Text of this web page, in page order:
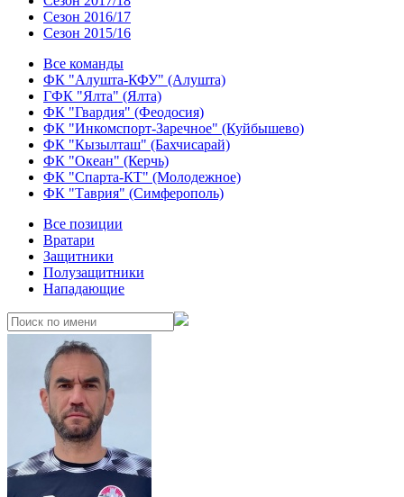
Сезон 2016/17
Сезон 2015/16
Все команды
ФК "Алушта-КФУ" (Алушта)
ГФК "Ялта" (Ялта)
ФК "Гвардия" (Феодосия)
ФК "Инкомспорт-Заречное" (Куйбышево)
ФК "Кызылташ" (Бахчисарай)
ФК "Океан" (Керчь)
ФК "Спарта-КТ" (Молодежное)
ФК "Таврия" (Симферополь)
Все позиции
Вратари
Защитники
Полузащитники
Нападающие